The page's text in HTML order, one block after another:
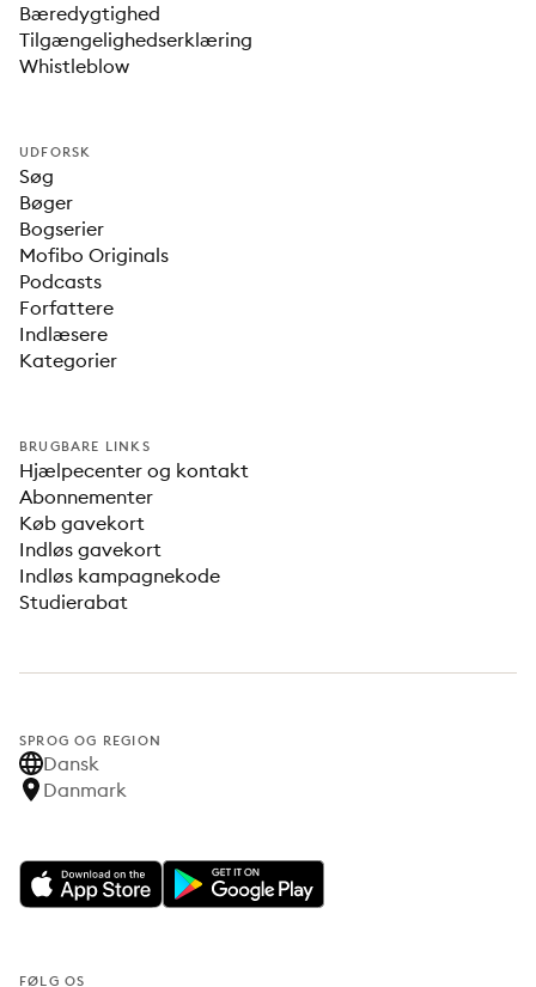
Bæredygtighed
Tilgængelighedserklæring
Whistleblow
UDFORSK
Søg
Bøger
Bogserier
Mofibo Originals
Podcasts
Forfattere
Indlæsere
Kategorier
BRUGBARE LINKS
Hjælpecenter og kontakt
Abonnementer
Køb gavekort
Indløs gavekort
Indløs kampagnekode
Studierabat
SPROG OG REGION
Dansk
Danmark
FØLG OS